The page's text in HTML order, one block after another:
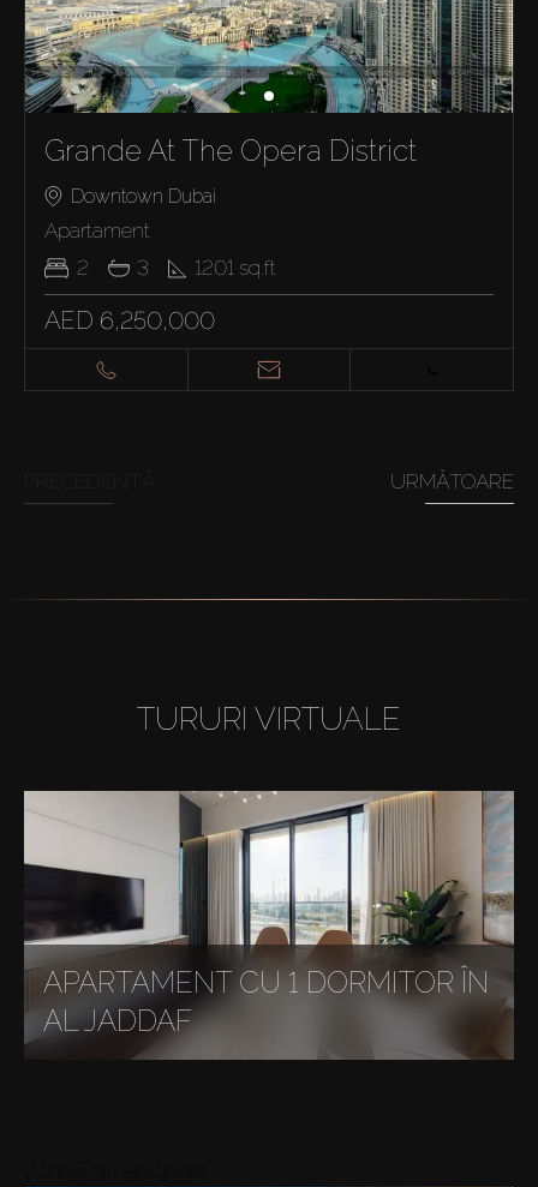
Grande At The Opera District
Downtown Dubai
Apartament
2
3 1201 sq.ft
AED 6,250,000
URMĂTOARE
TURURI VIRTUALE
APARTAMENT CU 1 DORMITOR ÎN
AL JADDAF